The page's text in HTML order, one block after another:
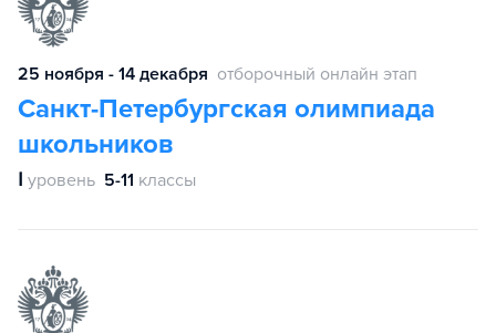
25 ноября - 14 декабря отборочный онлайн этап
Санкт-Петербургская олимпиада
школьников
Ⅰ уровень 5-11 классы